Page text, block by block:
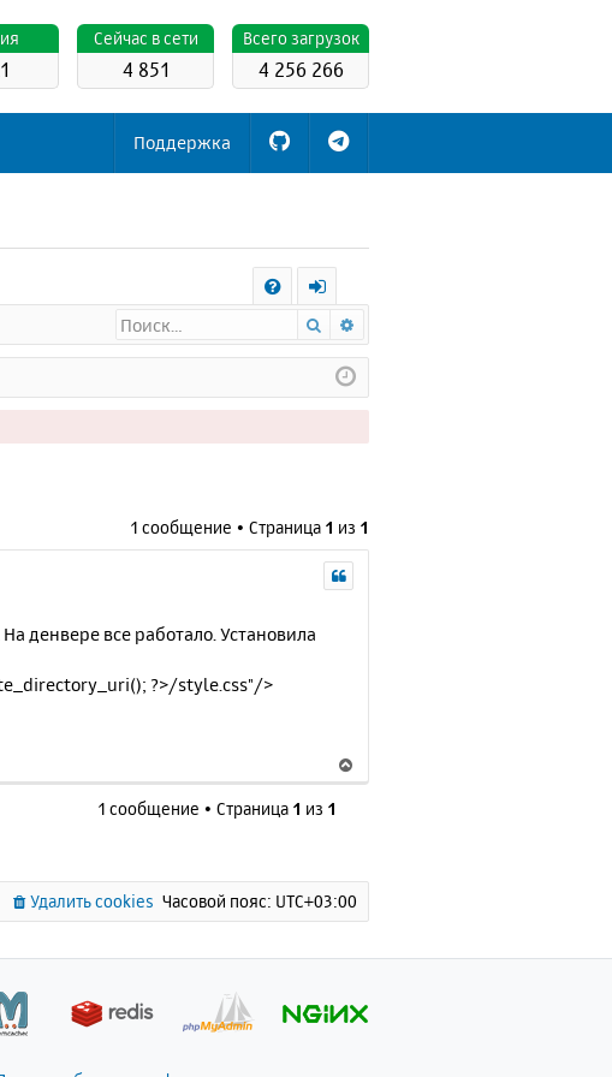
Всего загрузок
4 256 266
Cейчас в сети
4 851
Поддержка
Q
х
о
д
Поиск
1 сообщение • Страница 1 из 1
денвере все работало. Установила
?>/style.css"/>
е
т
с
а
1 сообщение • Страница 1 из 1
Часовой пояс: UTC+03:00
Удалить cookies